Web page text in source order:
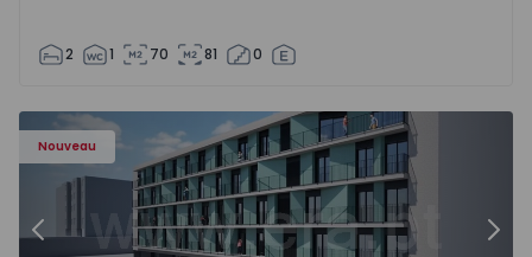
2 1 70 81 0
Nouveau
Appartement T1 Porto, Paranhos - 1575706 - 8
Précédent